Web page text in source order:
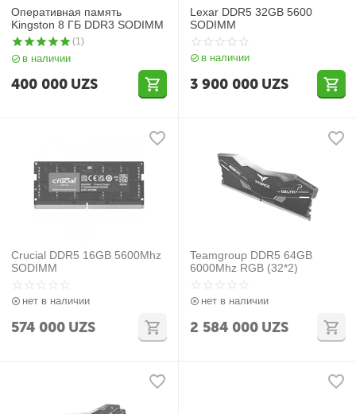
Оперативная память
Kingston 8 ГБ DDR3 SODIMM
(1)
в наличии
400 000 UZS
Lexar DDR5 32GB 5600
SODIMM
в наличии
3 900 000 UZS
Crucial DDR5 16GB 5600Mhz
SODIMM
нет в наличии
574 000 UZS
Teamgroup DDR5 64GB
6000Mhz RGB (32*2)
нет в наличии
2 584 000 UZS